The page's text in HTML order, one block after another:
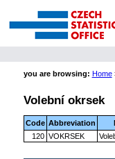
you are browsing: Home
Volební okrsek
Code Abbreviation
120 VOKRSEK